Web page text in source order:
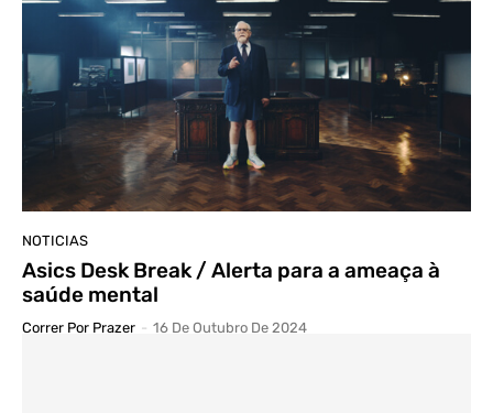
NOTICIAS
Asics Desk Break / Alerta para a ameaça à
saúde mental
Correr Por Prazer - 16 De Outubro De 2024